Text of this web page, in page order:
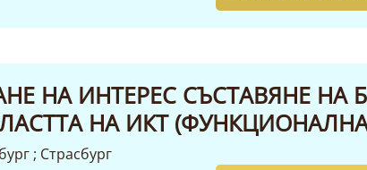
НА ИНТЕРЕС СЪСТАВЯНЕ НА
НА ИКТ
; Страсбург